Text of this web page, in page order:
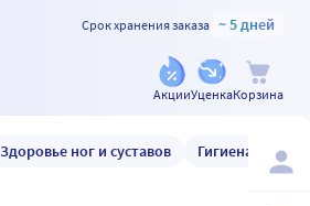
Срок хранения заказа ~ 5 дней
АкцииУценкаКорзина
Здоровье ног и суставов Гигиена и уход